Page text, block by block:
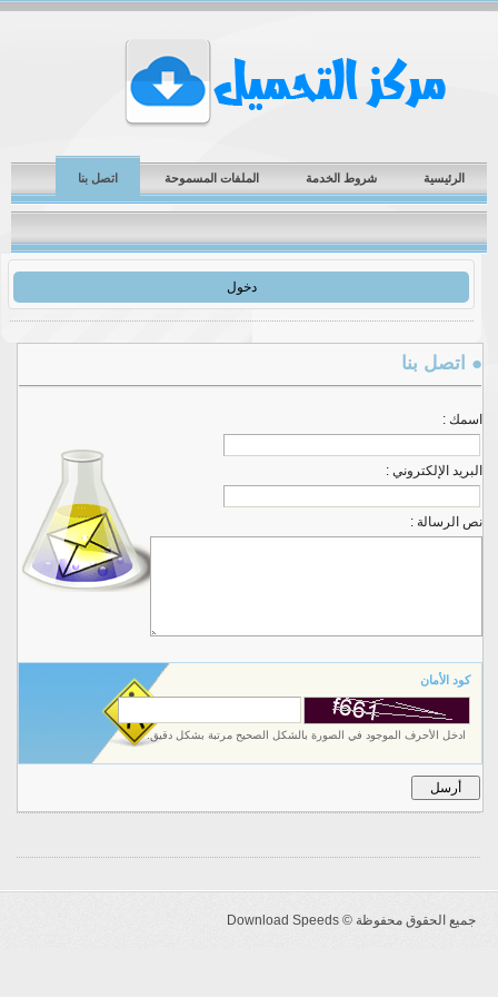
الرئيسية شروط الخدمة الملفات المسموحة اتصل بنا
دخول
● اتصل بنا
اسمك :
البريد الإلكتروني :
نص الرسالة :
كود الأمان
ادخل الأحرف الموجود في الصورة بالشكل الصحيح مرتبة بشكل دقيق.
جميع الحقوق محفوظة ©Download Speeds